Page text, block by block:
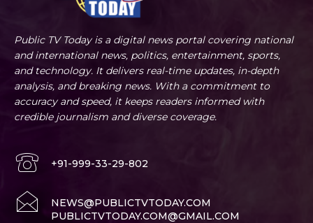
Public TV Today is a digital news portal covering national
and international news, politics, entertainment, sports,
and technology. It delivers real-time updates, in-depth
analysis, and breaking news. With a commitment to
accuracy and speed, it keeps readers informed with
credible journalism and diverse coverage.
+91-999-33-29-802
NEWS@PUBLICTVTODAY.COM
PUBLICTVTODAY.COM@GMAIL.COM